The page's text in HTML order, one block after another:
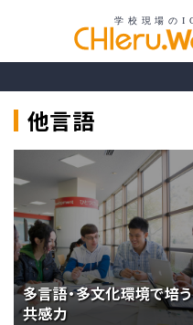
他言語
多言語・多文化環境で培う
共感力